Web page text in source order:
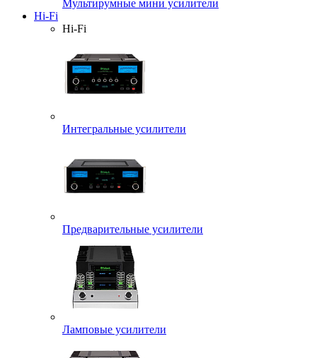
Мультирумные мини усилители
Hi-Fi
Hi-Fi
Интегральные усилители
Предварительные усилители
Ламповые усилители